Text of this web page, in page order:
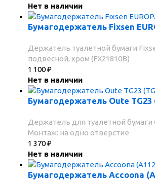
Нет в наличии
Бумагодержатель Fixsen
Держатель туалетной бумаги
подвесной, хром (FX21810B)
1 100₽
Нет в наличии
Бумагодержатель Oute TG23
Держатель для туалетной бумаги
Монтаж: на одно отверстие
1 370₽
Нет в наличии
Бумагодержатель Accoona